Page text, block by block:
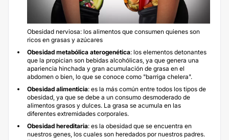
Obesidad nerviosa: los alimentos que consumen quienes son
ricos en grasas y azúcares
Obesidad metabólica aterogenética: los elementos detonantes
que la propician son bebidas alcohólicas, ya que genera una
apariencia hinchada y gran acumulación de grasa en el
abdomen o bien, lo que se conoce como "barriga chelera".
Obesidad alimenticia: es la más común entre todos los tipos de
obesidad, ya que se debe a un consumo desmoderado de
alimentos grasos y dulces. La grasa se acumula en las
diferentes extremidades corporales.
Obesidad hereditaria: es la obesidad que se encuentra en
nuestros genes, los cuales son heredados por nuestros padres.